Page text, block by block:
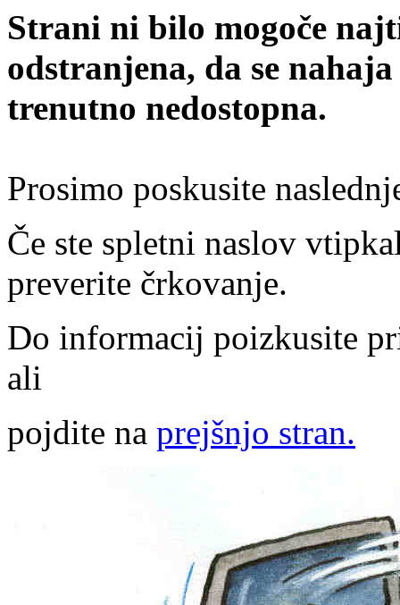
Strani ni bilo mogoče
odstranjena, da se
trenutno nedostopna.
Prosimo poskusite
Če ste spletni naslov
preverite črkovanje.
Do informacij poizkusite
ali
pojdite na prejšnjo stran.